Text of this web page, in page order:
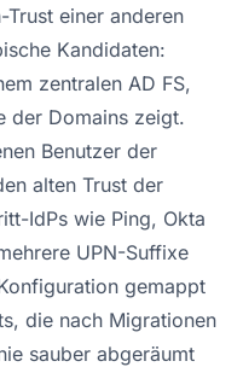
einer anderen
Kandidaten:
zentralen AD FS,
der Domains zeigt.
Benutzer der
alten Trust der
IdPs wie Ping, Okta
UPN-Suffixe
gemappt
die nach Migrationen
sauber abgeräumt